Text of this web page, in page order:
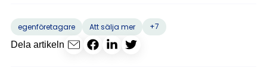
egenföretagare Att sälja mer
+7
Dela artikeln